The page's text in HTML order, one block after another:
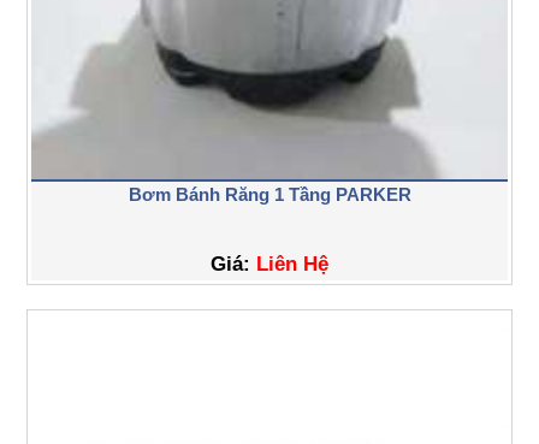
Bơm Bánh Răng 1 Tầng PARKER
Giá: Liên Hệ